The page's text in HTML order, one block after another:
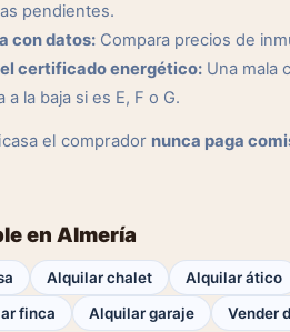
pendientes.
con datos: Compara precios de
certificado energético: Una mala
a la baja si es E, F o G.
el comprador nunca paga
en Almería
Alquilar chalet Alquilar ático
finca Alquilar garaje Vender